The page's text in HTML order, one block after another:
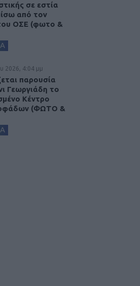
σε εστία
από τον
ΟΣΕ (φωτο &
2026, 4:04 μμ
παρουσία
Γεωργιάδη το
Κέντρο
(ΦΩΤΟ &